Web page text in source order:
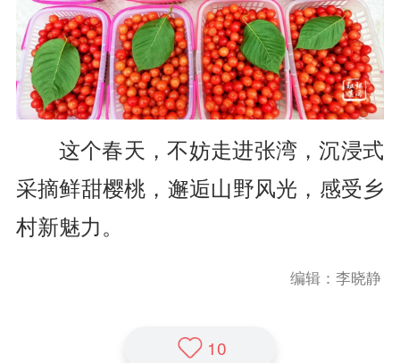
这个春天，不妨走进张湾，沉浸式
采摘鲜甜樱桃，邂逅山野风光，感受乡
村新魅力。
编辑：李晓静
10